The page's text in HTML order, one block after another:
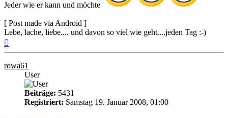
Jeder wie er kann und möchte
[ Post made via Android ]
Lebe, lache, liebe.... und davon so viel wie geht....jeden Tag :-)
rowa61
User
Beiträge: 5431
Registriert: Samstag 19. Januar 2008, 01:00